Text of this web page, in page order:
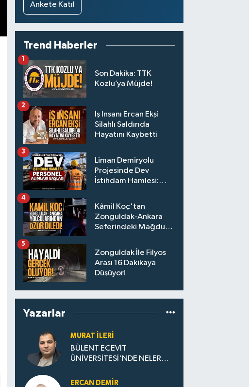
Ankete Katıl
Trend Haberler
Son Dakika: TTK
Kozlu’ya Müjde!
1
İş İnsanı Ercan Ekşi
Silahlı Saldırıda
Hayatını Kaybetti
2
Liman Demiryolu
Projesinde Dev
İstihdam Hamlesi:
3
Kâmil Koç'tan
Zonguldak-Ankara
Seferindeki Mağdur
4
Zonguldak İle Filyos
Arası 16 Dakikaya
Düşüyor!
5
Yazarlar
MURAT İLERI
BÜLENT ECEVİT
ÜNİVERSİTESİ'NDE NELER
ERCAN DEMIR